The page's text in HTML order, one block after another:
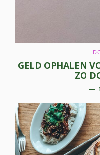
GELD OPHALEN
ZO